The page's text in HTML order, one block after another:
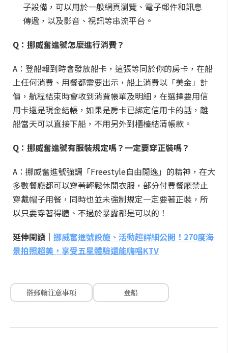
子設備，可以用於一般網頁瀏覽、電子郵件和訊息
傳遞，以及影音、視訊等串流平台。
Q：挪威奮進號怎麼進行消費？
A：登船報到時會發放船卡，這張等同於你的房卡，在船
上任何消費、用餐都需要出示，船上消費以「美金」計
價，航程結束時會收到消費帳單及明細，在選擇要用信
用卡還是現金結帳，如果是房卡已綁定信用卡的話，離
船當天可以直接下船，不用另外到櫃檯結清帳款。
Q：挪威奮進號有服裝規定嗎？一定要穿正裝嗎？
A：挪威奮進號強調「Freestyle自由閒逸」的精神，在大
多數餐廳都可以穿著輕鬆休閒衣服，部分付費餐廳禁止
穿戴帽子用餐，同時也並未強制規定一定要著正裝，所
以只要穿著得體、不過於暴露都是可以的！
延伸閱讀｜ 挪威奮進號設施、活動超詳細公開！270度海
景拍照超美，享受五星體驗還能嗨唱KTV
搭郵輪注意事項 登船